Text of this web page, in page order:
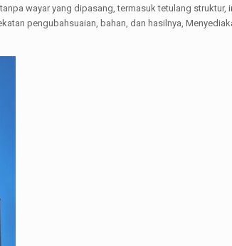
wayar yang dipasang, termasuk tetulang struktur,
pengubahsuaian, bahan, dan hasilnya,